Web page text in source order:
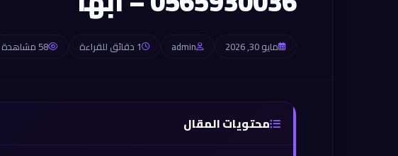
مايو 30, 2026 admin 1 دقائق للقراءة 58 مشاهدة
محتويات المقال